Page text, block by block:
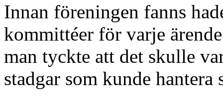
Innan föreningen fanns
kommittéer för varje
man tyckte att det skulle
stadgar som kunde hantera